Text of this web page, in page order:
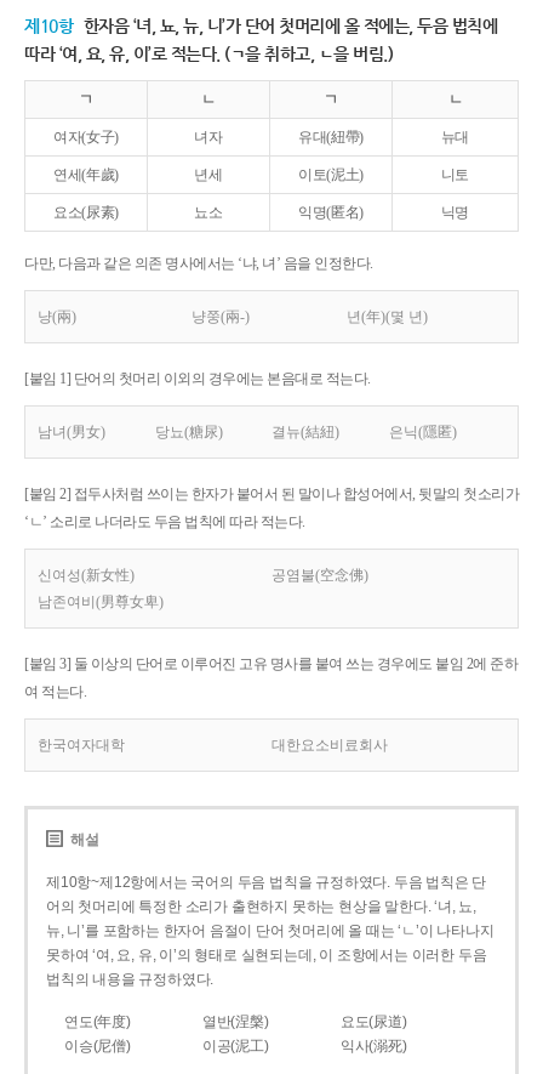
제10항 한자음 ‘녀, 뇨, 뉴, 니’가 단어 첫머리에 올 적에는, 두음 법칙에
따라 ‘여, 요, 유, 이’로 적는다. (ㄱ을 취하고, ㄴ을 버림.)
ㄱ ㄴ ㄱ ㄴ
여자(女子) 녀자 유대(紐帶) 뉴대
연세(年歲) 년세 이토(泥土) 니토
요소(尿素) 뇨소 익명(匿名) 닉명
다만, 다음과 같은 의존 명사에서는 ‘냐, 녀’ 음을 인정한다.
냥(兩) 냥쭝(兩-) 년(年)(몇 년)
[붙임 1] 단어의 첫머리 이외의 경우에는 본음대로 적는다.
남녀(男女) 당뇨(糖尿) 결뉴(結紐) 은닉(隱匿)
[붙임 2] 접두사처럼 쓰이는 한자가 붙어서 된 말이나 합성어에서, 뒷말의 첫소리가
‘ㄴ’ 소리로 나더라도 두음 법칙에 따라 적는다.
신여성(新女性)
공염불(空念佛)
남존여비(男尊女卑)
[붙임 3] 둘 이상의 단어로 이루어진 고유 명사를 붙여 쓰는 경우에도 붙임 2에 준하
여 적는다.
한국여자대학 대한요소비료회사
해설
제10항~제12항에서는 국어의 두음 법칙을 규정하였다. 두음 법칙은 단
어의 첫머리에 특정한 소리가 출현하지 못하는 현상을 말한다. ‘녀, 뇨,
뉴, 니’를 포함하는 한자어 음절이 단어 첫머리에 올 때는 ‘ㄴ’이 나타나지
못하여 ‘여, 요, 유, 이’의 형태로 실현되는데, 이 조항에서는 이러한 두음
법칙의 내용을 규정하였다.
연도(年度) 열반(涅槃)
요도(尿道)
이승(尼僧)
이공(泥工) 익사(溺死)